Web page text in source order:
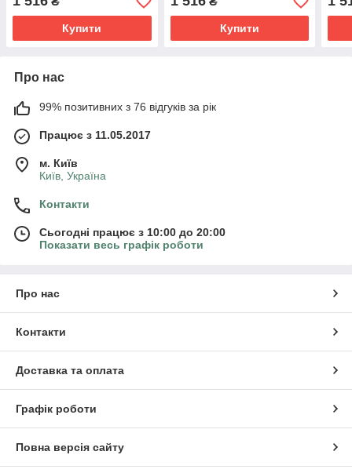
Купити Купити
Про нас
99% позитивних з 76 відгуків за рік
Працює з 11.05.2017
м. Київ
Київ, Україна
Контакти
Сьогодні працює з 10:00 до 20:00
Показати весь графік роботи
Про нас
Контакти
Доставка та оплата
Графік роботи
Повна версія сайту